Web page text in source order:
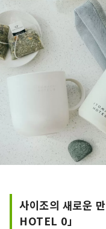
사이조의 새로운
HOTEL 0」